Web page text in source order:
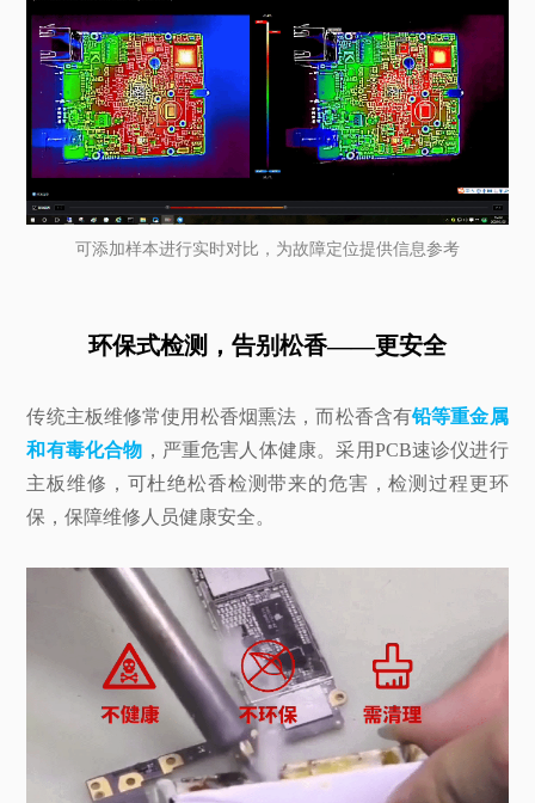
可添加样本进行实时对比，为故障定位提供信息参考
环保式检测，告别松香——更安全
传统主板维修常使用松香烟熏法，而松香含有铅等重金属
和有毒化合物 ，严重危害人体健康。采用PCB速诊仪进行
主板维修，可杜绝松香检测带来的危害，检测过程更环
保，保障维修人员健康安全。